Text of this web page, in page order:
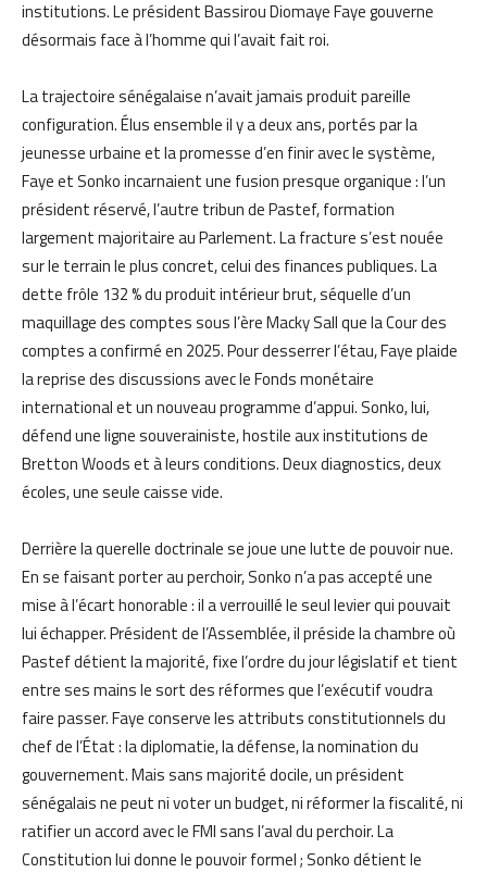
institutions. Le président Bassirou Diomaye Faye gouverne
désormais face à l’homme qui l’avait fait roi.
La trajectoire sénégalaise n’avait jamais produit pareille
configuration. Élus ensemble il y a deux ans, portés par la
jeunesse urbaine et la promesse d’en finir avec le système,
Faye et Sonko incarnaient une fusion presque organique : l’un
président réservé, l’autre tribun de Pastef, formation
largement majoritaire au Parlement. La fracture s’est nouée
sur le terrain le plus concret, celui des finances publiques. La
dette frôle 132 % du produit intérieur brut, séquelle d’un
maquillage des comptes sous l’ère Macky Sall que la Cour des
comptes a confirmé en 2025. Pour desserrer l’étau, Faye plaide
la reprise des discussions avec le Fonds monétaire
international et un nouveau programme d’appui. Sonko, lui,
défend une ligne souverainiste, hostile aux institutions de
Bretton Woods et à leurs conditions. Deux diagnostics, deux
écoles, une seule caisse vide.
Derrière la querelle doctrinale se joue une lutte de pouvoir nue.
En se faisant porter au perchoir, Sonko n’a pas accepté une
mise à l’écart honorable : il a verrouillé le seul levier qui pouvait
lui échapper. Président de l’Assemblée, il préside la chambre où
Pastef détient la majorité, fixe l’ordre du jour législatif et tient
entre ses mains le sort des réformes que l’exécutif voudra
faire passer. Faye conserve les attributs constitutionnels du
chef de l’État : la diplomatie, la défense, la nomination du
gouvernement. Mais sans majorité docile, un président
sénégalais ne peut ni voter un budget, ni réformer la fiscalité, ni
ratifier un accord avec le FMI sans l’aval du perchoir. La
Constitution lui donne le pouvoir formel ; Sonko détient le